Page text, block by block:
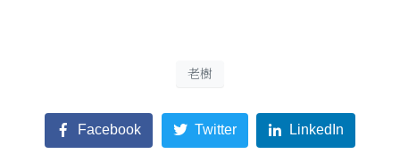
老樹
Facebook Twitter LinkedIn